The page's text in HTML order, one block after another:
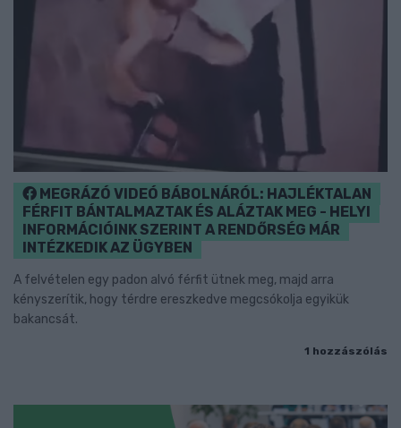
MEGRÁZÓ VIDEÓ BÁBOLNÁRÓL: HAJLÉKTALAN
FÉRFIT BÁNTALMAZTAK ÉS ALÁZTAK MEG - HELYI
INFORMÁCIÓINK SZERINT A RENDŐRSÉG MÁR
INTÉZKEDIK AZ ÜGYBEN
A felvételen egy padon alvó férfit ütnek meg, majd arra
kényszerítik, hogy térdre ereszkedve megcsókolja egyikük
bakancsát.
1 hozzászólás